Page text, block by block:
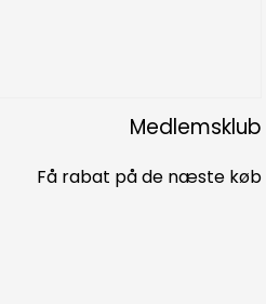
Medlemsklub
Få rabat på de næste køb